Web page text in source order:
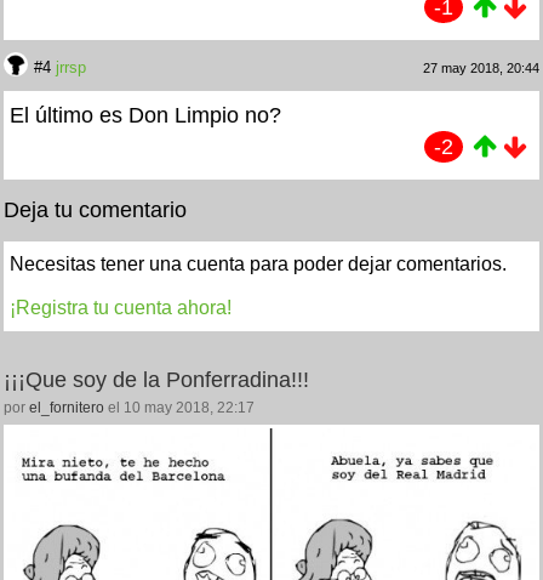
-1
#4 jrrsp 27 may 2018, 20:44
El último es Don Limpio no?
-2
Deja tu comentario
Necesitas tener una cuenta para poder dejar comentarios.
¡Registra tu cuenta ahora!
¡¡¡Que soy de la Ponferradina!!!
por el_fornitero el 10 may 2018, 22:17